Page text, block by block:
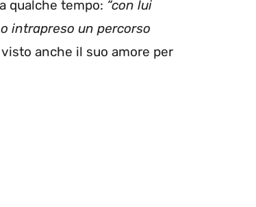
qualche tempo: “con lui
intrapreso un percorso
anche il suo amore per